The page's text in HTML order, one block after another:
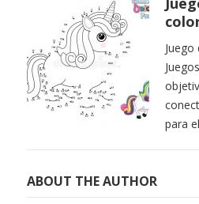
para
ABOUT THE AUTHOR